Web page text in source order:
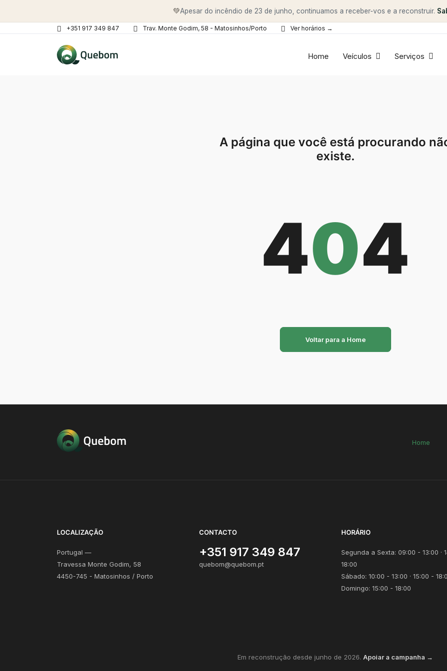
💚Apesar do incêndio de 23 de junho, continuamos a receber-vos e a reconstruir.
+351 917 349 847 Trav. Monte Godim, 58 - Matosinhos/Porto Ver horários →
Home Veículos Serviços
A página que você está procurando
existe.
404
Voltar para a Home
Home
LOCALIZAÇÃO
Portugal —
Travessa Monte Godim, 58
4450-745 - Matosinhos / Porto
CONTACTO
+351 917 349 847
quebom@quebom.pt
HORÁRIO
Segunda a Sexta: 09:00 - 13:00 ·
18:00
Sábado: 10:00 - 13:00 · 15:00 -
Domingo: 15:00 - 18:00
Em reconstrução desde junho de 2026. Apoiar a campanha →